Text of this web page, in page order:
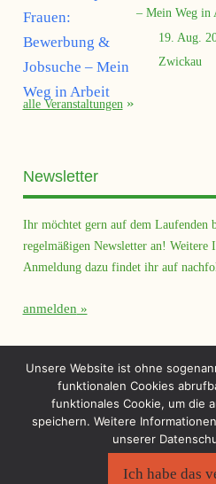
– Mein Weg in
19. Aug.
Zwickau
alle Veranstaltungen
Newsletter
Ihr möchtet gern auf dem Laufenden
regelmäßigen Newsletter an! Weitere
Anmeldung dazu findet ihr auf
anmelden
Unsere Website ist ohne
funktionalen Cookies
funktionales Cookie, um die
speichern. Weitere
unserer
Ich habe das